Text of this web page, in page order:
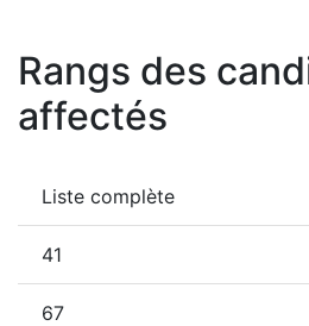
Rangs des
affectés
Liste complète
41
67